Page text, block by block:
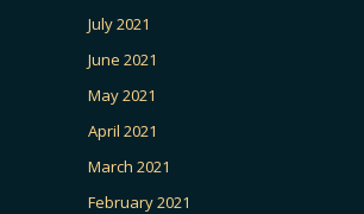
July 2021
June 2021
May 2021
April 2021
March 2021
February 2021